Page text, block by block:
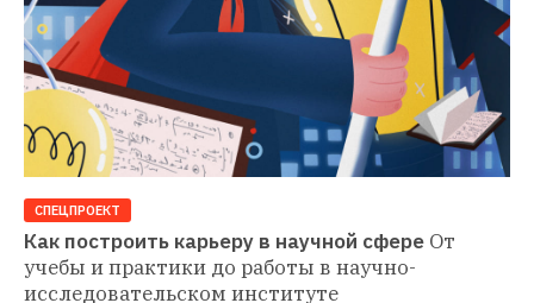
СПЕЦПРОЕКТ
Как построить карьеру в научной сфере От
учебы и практики до работы в научно-
исследовательском институте